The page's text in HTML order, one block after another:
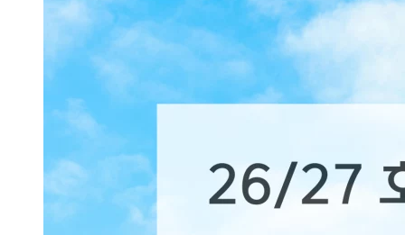
뉴질랜드 SMC 개정 소식